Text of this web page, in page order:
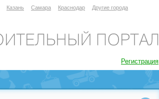
Казань Самара Краснодар Другие города
Регистрация